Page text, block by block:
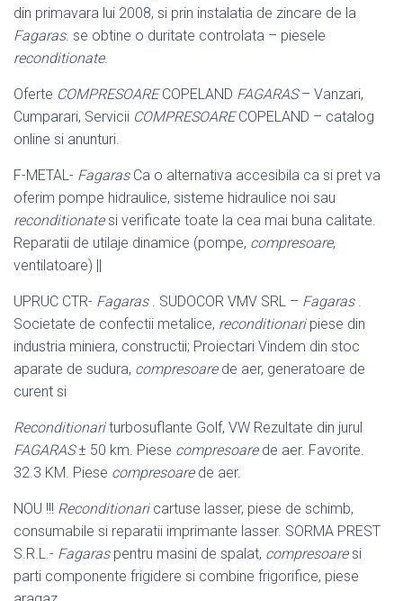
din primavara lui 2008, si prin instalatia de zincare de la
Fagaras. se obtine o duritate controlata – piesele
reconditionate.
Oferte COMPRESOARECOPELAND FAGARAS– Vanzari,
Cumparari, Servicii COMPRESOARECOPELAND – catalog
online si anunturi.
F-METAL- FagarasCa o alternativa accesibila ca si pret va
oferim pompe hidraulice, sisteme hidraulice noi sau
reconditionatesi verificate toate la cea mai buna calitate.
Reparatii de utilaje dinamice (pompe, compresoare,
ventilatoare) ||
UPRUC CTR- Fagaras. SUDOCOR VMV SRL – Fagaras.
Societate de confectii metalice, reconditionaripiese din
industria miniera, constructii; Proiectari Vindem din stoc
aparate de sudura, compresoarede aer, generatoare de
curent si
Reconditionariturbosuflante Golf, VW Rezultate din jurul
FAGARAS± 50 km. Piese compresoarede aer. Favorite.
32.3 KM. Piese compresoarede aer.
NOU !!! Reconditionaricartuse lasser, piese de schimb,
consumabile si reparatii imprimante lasser. SORMA PREST
S.R.L.- Fagaraspentru masini de spalat, compresoaresi
parti componente frigidere si combine frigorifice, piese